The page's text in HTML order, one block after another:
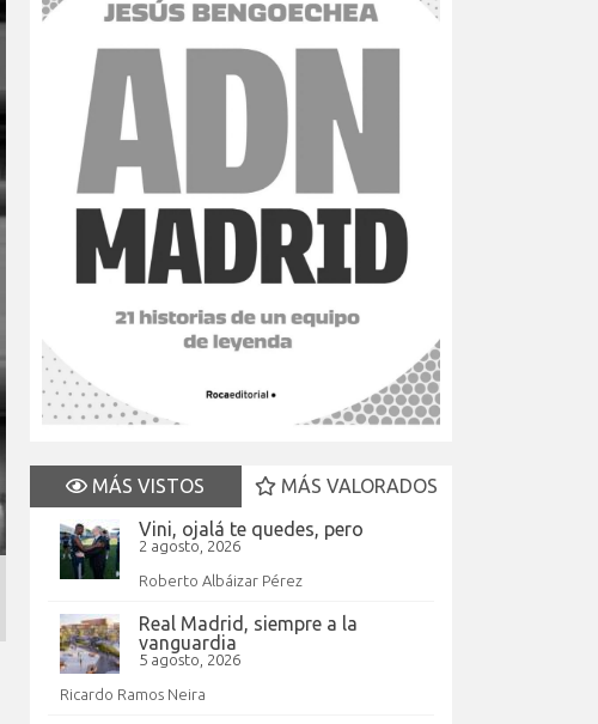
MÁS VISTOS
MÁS VALORADOS
Vini, ojalá te quedes, pero
2 agosto, 2026
Roberto Albáizar Pérez
Real Madrid, siempre a la
vanguardia
5 agosto, 2026
Ricardo Ramos Neira